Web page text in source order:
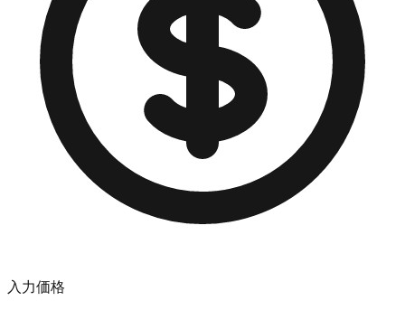
入力価格